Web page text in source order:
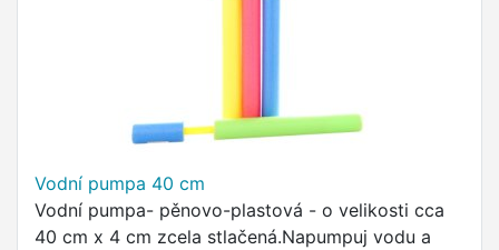
Vodní pumpa 40 cm
Vodní pumpa- pěnovo-plastová - o velikosti cca
40 cm x 4 cm zcela stlačená.Napumpuj vodu a